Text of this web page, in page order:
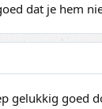
dat je hem
gelukkig goed